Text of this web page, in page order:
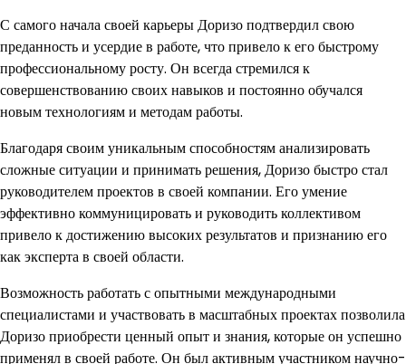
С самого начала своей карьеры Доризо подтвердил свою
преданность и усердие в работе, что привело к его быстрому
профессиональному росту. Он всегда стремился к
совершенствованию своих навыков и постоянно обучался
новым технологиям и методам работы.
Благодаря своим уникальным способностям анализировать
сложные ситуации и принимать решения, Доризо быстро стал
руководителем проектов в своей компании. Его умение
эффективно коммуницировать и руководить коллективом
привело к достижению высоких результатов и признанию его
как эксперта в своей области.
Возможность работать с опытными международными
специалистами и участвовать в масштабных проектах позволила
Доризо приобрести ценный опыт и знания, которые он успешно
применял в своей работе. Он был активным участником научно-